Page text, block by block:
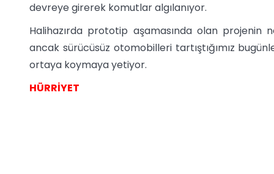
devreye girerek komutlar algılanıyor.
Halihazırda prototip aşamasında olan projenin
ancak sürücüsüz otomobilleri tartıştığımız
ortaya koymaya yetiyor.
HÜRRİYET